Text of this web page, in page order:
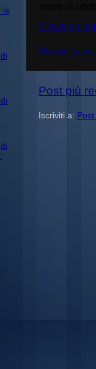
Clicca qui
Nessun
Post più
Iscriviti a:
le